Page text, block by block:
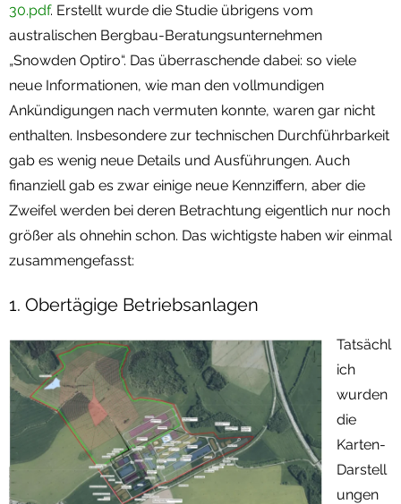
30.pdf. Erstellt wurde die Studie übrigens vom
australischen Bergbau-Beratungsunternehmen
„Snowden Optiro“. Das überraschende dabei: so viele
neue Informationen, wie man den vollmundigen
Ankündigungen nach vermuten konnte, waren gar nicht
enthalten. Insbesondere zur technischen Durchführbarkeit
gab es wenig neue Details und Ausführungen. Auch
finanziell gab es zwar einige neue Kennziffern, aber die
Zweifel werden bei deren Betrachtung eigentlich nur noch
größer als ohnehin schon. Das wichtigste haben wir einmal
zusammengefasst:
1. Obertägige Betriebsanlagen
Tatsächl
ich
wurden
die
Karten-
Darstell
ungen